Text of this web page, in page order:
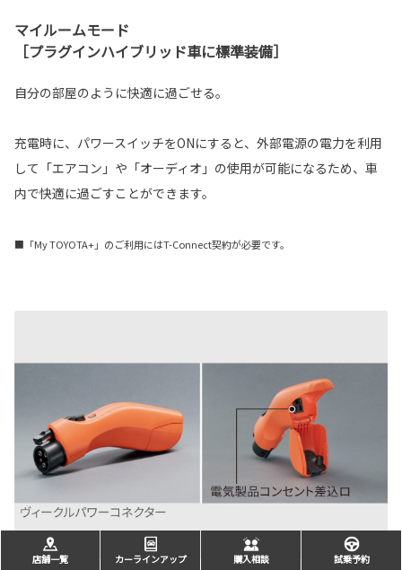
マイルームモード
［プラグインハイブリッド車に標準装備］
自分の部屋のように快適に過ごせる。
充電時に、パワースイッチをONにすると、外部電源の電力を利用
して「エアコン」や「オーディオ」の使用が可能になるため、車
内で快適に過ごすことができます。
■「My TOYOTA+」のご利用にはT-Connect契約が必要です。
店舗一覧 カーラインアップ 購入相談 試乗予約